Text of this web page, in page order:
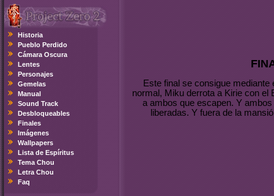
Historia
Pueblo Perdido
Cámara Oscura
Lentes
Personajes
Gemelas
Manual
Sound Track
Desbloqueables
Finales
Imágenes
Wallpapers
Lista de Espíritus
Tema Chou
Letra Chou
Faq
Este final se consigue mediante
normal, Miku derrota a Kirie con el
a ambos que escapen. Y
liberadas. Y fuera de la